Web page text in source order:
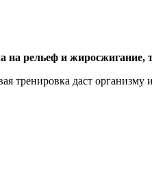
рельеф и жиросжигание,
тренировка даст организму